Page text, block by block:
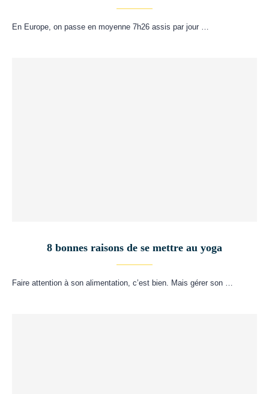
En Europe, on passe en moyenne 7h26 assis par jour …
8 bonnes raisons de se mettre au yoga
Faire attention à son alimentation, c’est bien. Mais gérer son …